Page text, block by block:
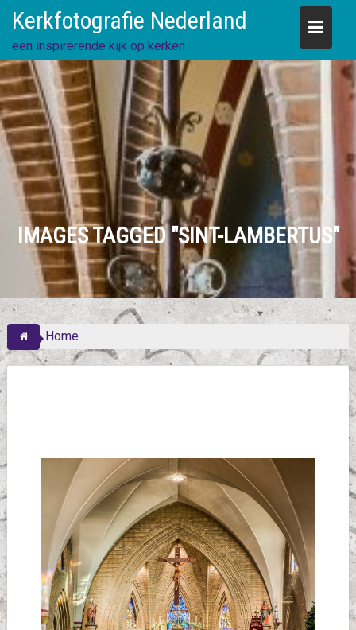
content
Kerkfotografie Nederland
een inspirerende kijk op kerken
IMAGES TAGGED "SINT-LAMBERTUS"
Home